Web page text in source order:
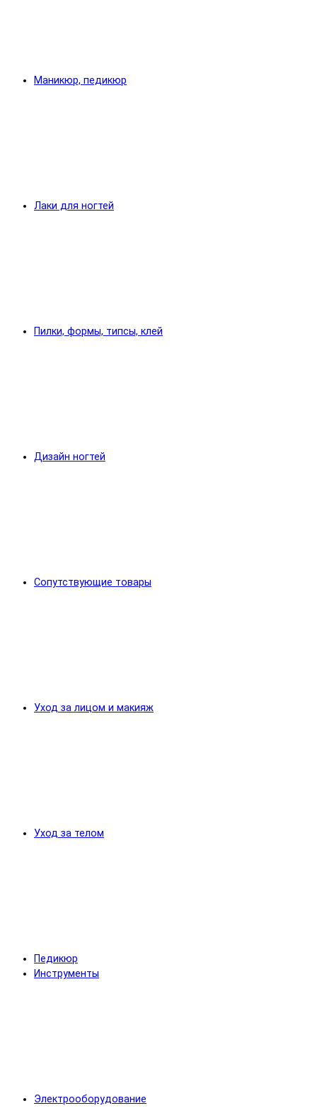
Маникюр, педикюр
Лаки для ногтей
Пилки, формы, типсы, клей
Дизайн ногтей
Сопутствующие товары
Уход за лицом и макияж
Уход за телом
Педикюр
Инструменты
Электрооборудование